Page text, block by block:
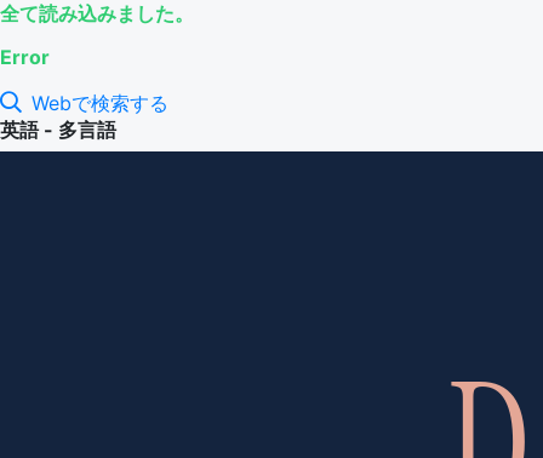
全て読み込みました。
Error
Webで検索する
英語 - 多言語